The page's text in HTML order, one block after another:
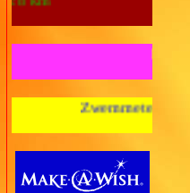
Fietskilometers 2012:
2012: nul m